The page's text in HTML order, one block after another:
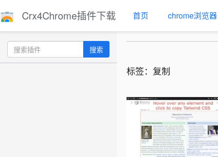
Crx4Chrome插件下载 首页 chrome浏览器
搜索
标签：复制